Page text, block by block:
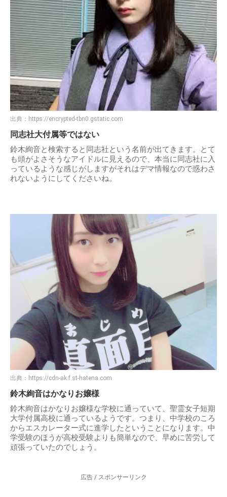
出典： https://encrypted-tbn0.gstatic.com
同志社大付属等ではない
鈴木絢音と検索すると同志社という名前が出てきます。とて
も頭がよさそうなアイドルに見えるので、本当に同志社に入
っているような感じがしますがそれはデマ情報なので惑わさ
れないようにしてくださいね。
出典： https://cdn-ak.f.st-hatena.com
鈴木絢音はかなりお嬢様
鈴木絢音はかなりお嬢様な学校に通っていて、聖霊女子短期
大学付属高校に通っているようです。つまり、中学校のころ
からエスカレーター式に進学したということになります。中
学受験のほうが高校受験よりも簡単なので、早めに苦労して
頑張っていたのでしょう。
広告 / スポンサーリンク